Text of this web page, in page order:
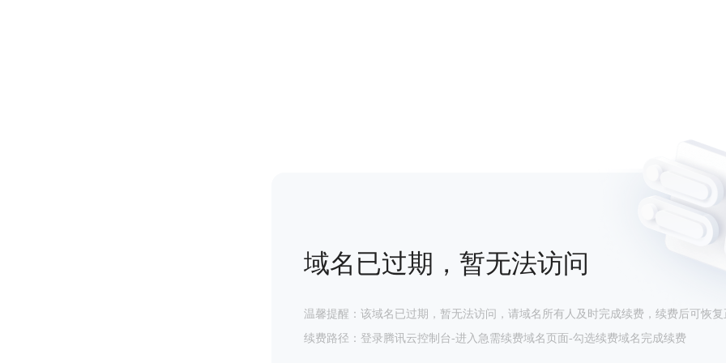
域名已过期，暂无法访问
温馨提醒：该域名已过期，暂无法访问，请域名所有人及时完成续费，续费后可恢复
续费路径：登录腾讯云控制台-进入急需续费域名页面-勾选续费域名完成续费